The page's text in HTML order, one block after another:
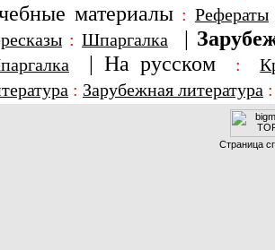
материалы : Рефераты
: Шпаргалка |
| На русском :
: Зарубежная литература
Страница